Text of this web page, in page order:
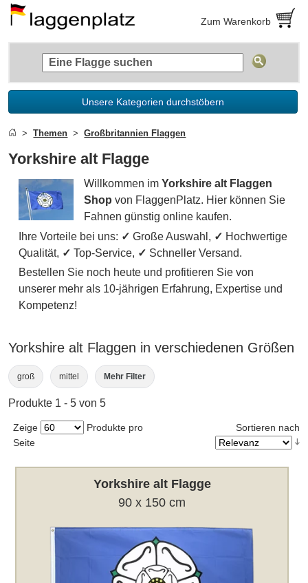
Zum Warenkorb
Unsere Kategorien durchstöbern
Themen Großbritannien Flaggen
Yorkshire alt Flagge
Willkommen imYorkshire alt Flaggen
Shop von FlaggenPlatz. Hier können Sie
Fahnen günstig online kaufen.
Ihre Vorteile bei uns: ✓ Große Auswahl, ✓ Hochwertige
Qualität, ✓ Top-Service, ✓ Schneller Versand.
Bestellen Sie noch heute und profitieren Sie von
unserer mehr als 10-jährigen Erfahrung, Expertise und
Kompetenz!
Yorkshire alt Flaggen in verschiedenen Größen
groß mittel Mehr Filter
Produkte 1 - 5 von 5
Zeige
Produkte pro
Seite
Sortieren nach
Yorkshire alt Flagge
90 x 150 cm